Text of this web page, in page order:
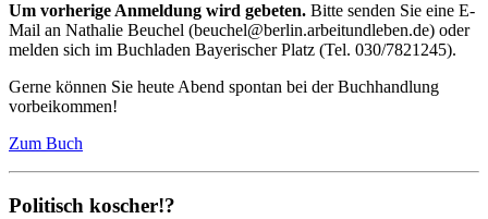
Um vorherige Anmeldung wird gebeten. Bitte senden Sie eine E-
Mail an Nathalie Beuchel (beuchel@berlin.arbeitundleben.de) oder
melden sich im Buchladen Bayerischer Platz (Tel. 030/7821245).
Gerne können Sie heute Abend spontan bei der Buchhandlung
vorbeikommen!
Zum Buch
Politisch koscher!?